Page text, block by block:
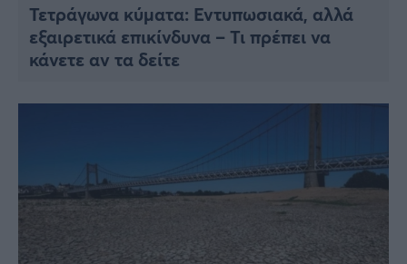
Τετράγωνα κύματα: Εντυπωσιακά, αλλά
εξαιρετικά επικίνδυνα – Τι πρέπει να
κάνετε αν τα δείτε